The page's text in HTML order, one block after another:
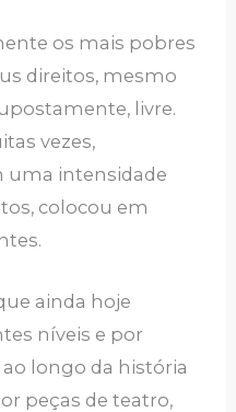
os mais pobres
direitos, mesmo
livre.
vezes,
uma intensidade
colocou em
ainda hoje
níveis e por
longo da história
peças de teatro,